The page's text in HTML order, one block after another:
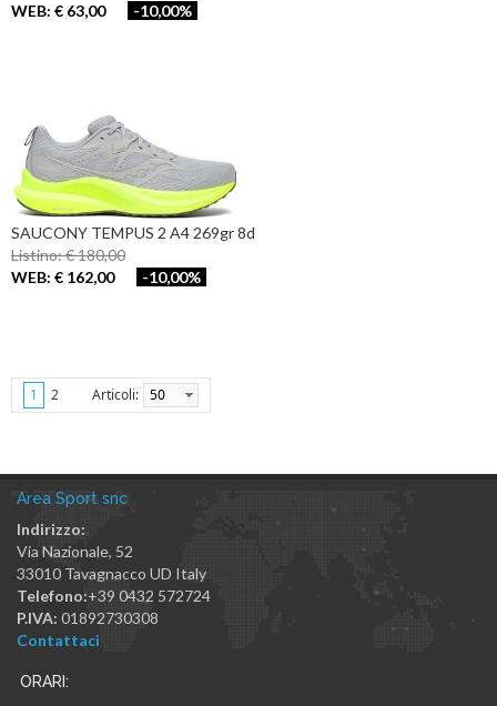
WEB: € 63,00
-10,00%
SAUCONY TEMPUS 2 A4 269gr 8d
Listino: € 180,00
WEB: € 162,00
-10,00%
1 2 Articoli: 50
Area Sport snc
Indirizzo:
Via Nazionale, 52
33010 Tavagnacco UD Italy
Telefono:+39 0432 572724
P.IVA: 01892730308
Contattaci
ORARI: